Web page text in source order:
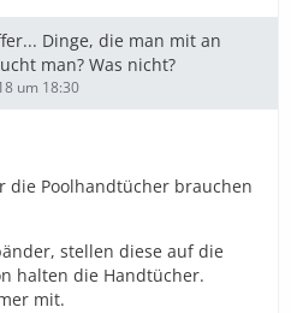
Dinge, die man mit an
man? Was nicht?
um 18:30
die Poolhandtücher brauchen
stellen diese auf die
halten die Handtücher.
mit.